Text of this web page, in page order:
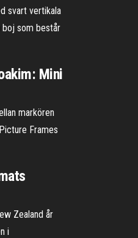
svart vertikala
boj som består
Mini
markören
Frames
Zealand år
i